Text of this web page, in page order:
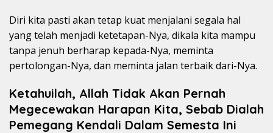
Diri kita pasti akan tetap kuat menjalani segala hal
yang telah menjadi ketetapan-Nya, dikala kita mampu
tanpa jenuh berharap kepada-Nya, meminta
pertolongan-Nya, dan meminta jalan terbaik dari-Nya.
Ketahuilah, Allah Tidak Akan Pernah
Megecewakan Harapan Kita, Sebab Dialah
Pemegang Kendali Dalam Semesta Ini